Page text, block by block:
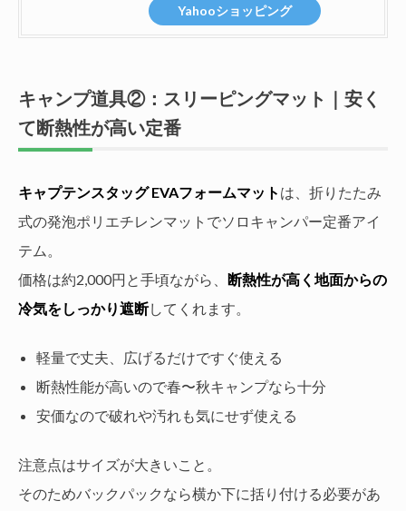
Yahooショッピング
キャンプ道具②：スリーピングマット｜安く
て断熱性が高い定番
キャプテンスタッグ EVAフォームマット は、折りたたみ
式の発泡ポリエチレンマットでソロキャンパー定番アイ
テム。
価格は約2,000円と手頃ながら、 断熱性が高く地面からの
冷気をしっかり遮断してくれます。
軽量で丈夫、広げるだけですぐ使える
断熱性能が高いので春〜秋キャンプなら十分
安価なので破れや汚れも気にせず使える
注意点はサイズが大きいこと。
そのためバックパックなら横か下に括り付ける必要があ